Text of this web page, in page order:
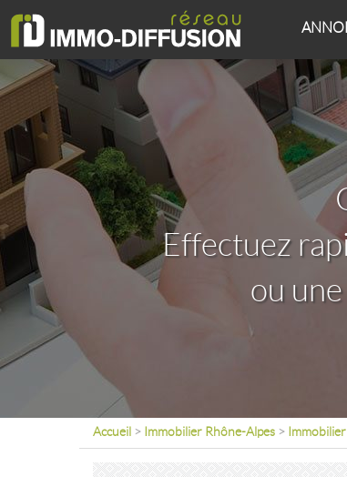
Effectuez
ou
Accueil > Immobilier Rhône-Alpes >